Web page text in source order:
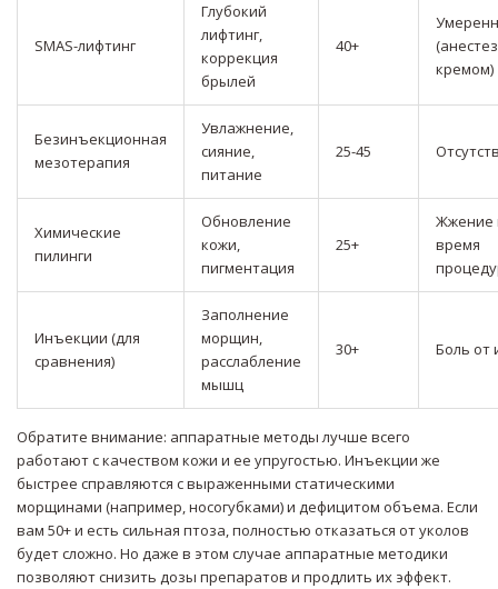
SMAS-лифтинг
Глубокий
лифтинг,
коррекция
брылей
40+
кремом)
Безинъекционная
мезотерапия
Увлажнение,
сияние,
питание
25-45
Химические
пилинги
Обновление
кожи,
пигментация
25+
Жжение
время
Инъекции (для
сравнения)
Заполнение
морщин,
расслабление
мышц
30+ Боль от
Обратите внимание: аппаратные методы лучше всего
работают с качеством кожи и ее упругостью. Инъекции же
быстрее справляются с выраженными статическими
морщинами (например, носогубками) и дефицитом объема. Если
вам 50+ и есть сильная птоза, полностью отказаться от уколов
будет сложно. Но даже в этом случае аппаратные методики
позволяют снизить дозы препаратов и продлить их эффект.